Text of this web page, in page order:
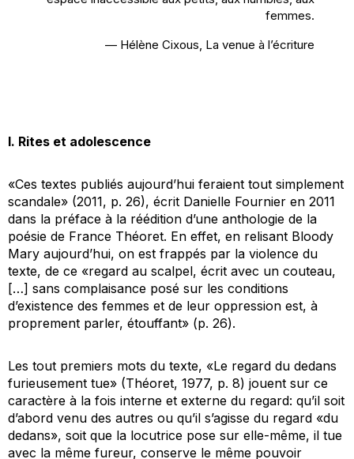
femmes.
— Hélène Cixous, La venue à l’écriture
I. Rites et adolescence
«Ces textes publiés aujourd’hui feraient tout simplement
scandale» (2011, p. 26), écrit Danielle Fournier en 2011
dans la préface à la réédition d’une anthologie de la
poésie de France Théoret. En effet, en relisant Bloody
Mary aujourd’hui, on est frappés par la violence du
texte, de ce «regard au scalpel, écrit avec un couteau,
[…] sans complaisance posé sur les conditions
d’existence des femmes et de leur oppression est, à
proprement parler, étouffant» (p. 26).
Les tout premiers mots du texte, «Le regard du dedans
furieusement tue» (Théoret, 1977, p. 8) jouent sur ce
caractère à la fois interne et externe du regard: qu’il soit
d’abord venu des autres ou qu’il s’agisse du regard «du
dedans», soit que la locutrice pose sur elle-même, il tue
avec la même fureur, conserve le même pouvoir